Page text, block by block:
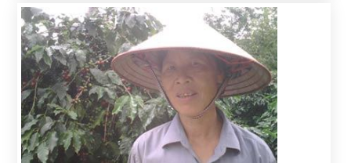
phải nhập từ các địa phương khác. Riêng về sản
xuất rau an toàn, Hà Nội mới chỉ đáp ứng được 14%
nhu cầu.